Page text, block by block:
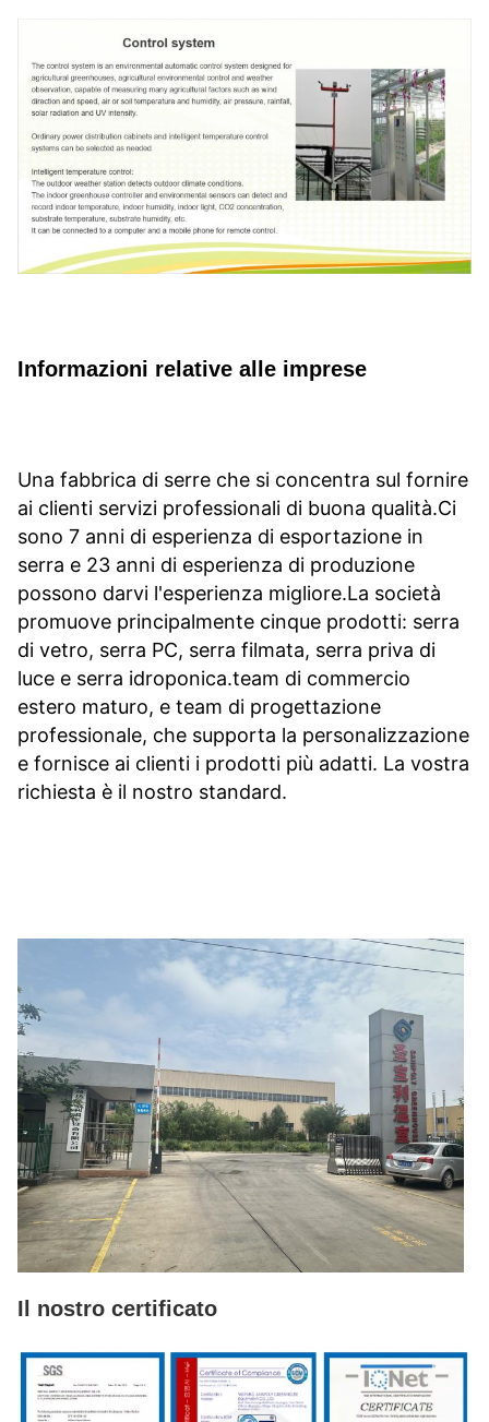
Informazioni relative alle imprese
Una fabbrica di serre che si concentra sul fornire
ai clienti servizi professionali di buona qualità.Ci
sono 7 anni di esperienza di esportazione in
serra e 23 anni di esperienza di produzione
possono darvi l'esperienza migliore.La società
promuove principalmente cinque prodotti: serra
di vetro, serra PC, serra filmata, serra priva di
luce e serra idroponica.team di commercio
estero maturo, e team di progettazione
professionale, che supporta la personalizzazione
e fornisce ai clienti i prodotti più adatti. La vostra
richiesta è il nostro standard.
Il nostro certificato